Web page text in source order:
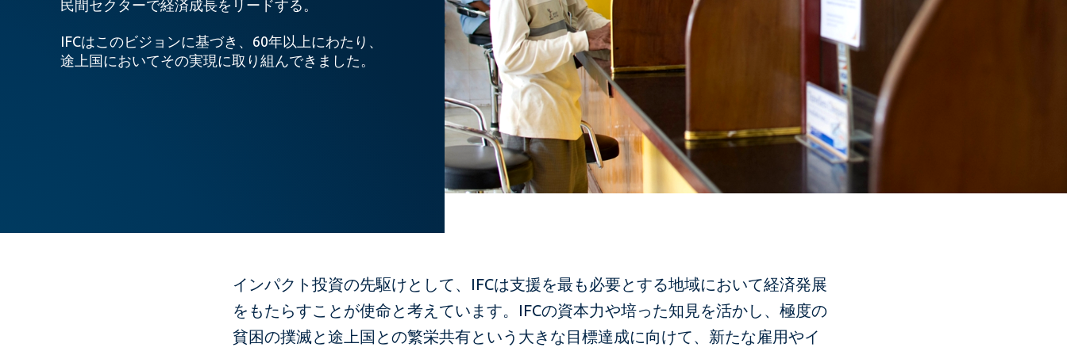
民間セクターで経済成長をリードする。
IFCはこのビジョンに基づき、60年以上にわたり、
途上国においてその実現に取り組んできました。
インパクト投資の先駆けとして、IFCは支援を最も必要とする地域において経済発展
をもたらすことが使命と考えています。IFCの資本力や培った知見を活かし、極度の
貧困の撲滅と途上国との繁栄共有という大きな目標達成に向けて、新たな雇用やイ